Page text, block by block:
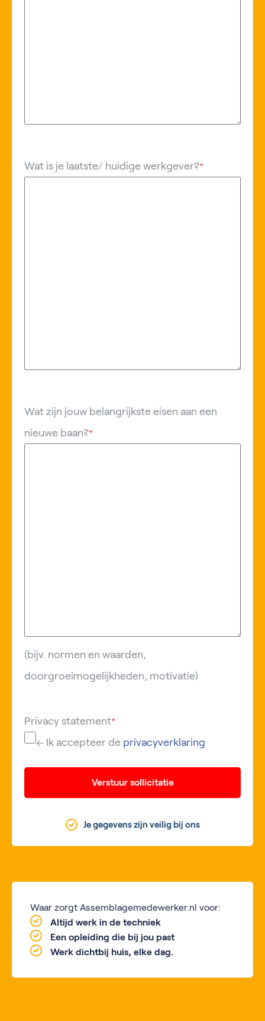
Wat is je laatste/ huidige werkgever?*
Wat zijn jouw belangrijkste eisen aan een
nieuwe baan?*
(bijv. normen en waarden,
doorgroeimogelijkheden, motivatie)
Privacy statement*
← Ik accepteer de privacyverklaring
Verstuur sollicitatie
Je gegevens zijn veilig bij ons
Waar zorgt Assemblagemedewerker.nl voor:
Altijd werk in de techniek
Een opleiding die bij jou past
Werk dichtbij huis, elke dag.